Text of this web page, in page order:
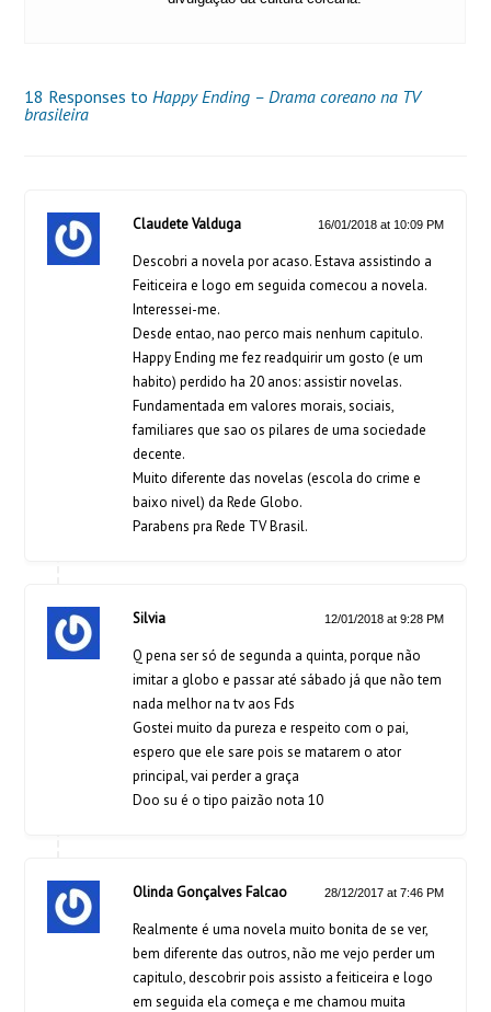
18 Responses to Happy Ending – Drama coreano na TV
brasileira
Claudete Valduga 16/01/2018 at 10:09 PM
Descobri a novela por acaso. Estava assistindo a
Feiticeira e logo em seguida comecou a novela.
Interessei-me.
Desde entao, nao perco mais nenhum capitulo.
Happy Ending me fez readquirir um gosto (e um
habito) perdido ha 20 anos: assistir novelas.
Fundamentada em valores morais, sociais,
familiares que sao os pilares de uma sociedade
decente.
Muito diferente das novelas (escola do crime e
baixo nivel) da Rede Globo.
Parabens pra Rede TV Brasil.
Silvia 12/01/2018 at 9:28 PM
Q pena ser só de segunda a quinta, porque não
imitar a globo e passar até sábado já que não tem
nada melhor na tv aos Fds
Gostei muito da pureza e respeito com o pai,
espero que ele sare pois se matarem o ator
principal, vai perder a graça
Doo su é o tipo paizão nota 10
Olinda Gonçalves Falcao 28/12/2017 at 7:46 PM
Realmente é uma novela muito bonita de se ver,
bem diferente das outros, não me vejo perder um
capitulo, descobrir pois assisto a feiticeira e logo
em seguida ela começa e me chamou muita